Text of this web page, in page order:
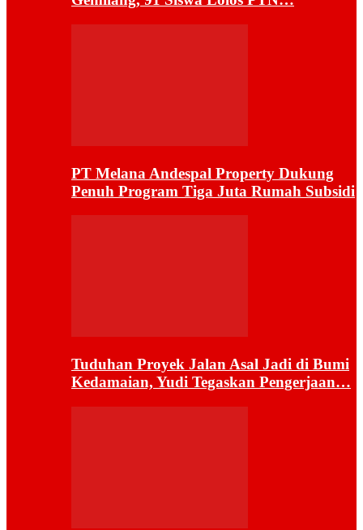
PT Melana Andespal Property Dukung
Penuh Program Tiga Juta Rumah Subsidi
Tuduhan Proyek Jalan Asal Jadi di Bumi
Kedamaian, Yudi Tegaskan Pengerjaan…